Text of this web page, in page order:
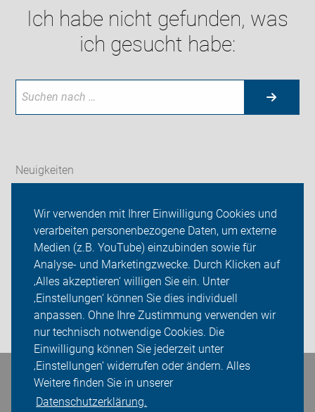
Wir verwenden mit Ihrer Einwilligung Cookies und
verarbeiten personenbezogene Daten, um externe
Medien (z.B. YouTube) einzubinden sowie für
Analyse- und Marketingzwecke. Durch Klicken auf
‚Alles akzeptieren‘ willigen Sie ein. Unter
‚Einstellungen‘ können Sie dies individuell
anpassen. Ohne Ihre Zustimmung verwenden wir
nur technisch notwendige Cookies. Die
Einwilligung können Sie jederzeit unter
‚Einstellungen‘ widerrufen oder ändern. Alles
Weitere finden Sie in unserer
Datenschutzerklärung.
Ich habe nicht gefunden, was
ich gesucht habe:
Neuigkeiten
Radtouren
Sei dabei
Presse
Login
Bleiben Sie in Kontakt